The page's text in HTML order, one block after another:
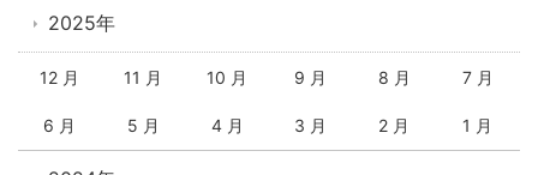
2025年
12 月 11 月 10 月 9 月 8 月 7 月
6 月 5 月 4 月 3 月 2 月 1 月